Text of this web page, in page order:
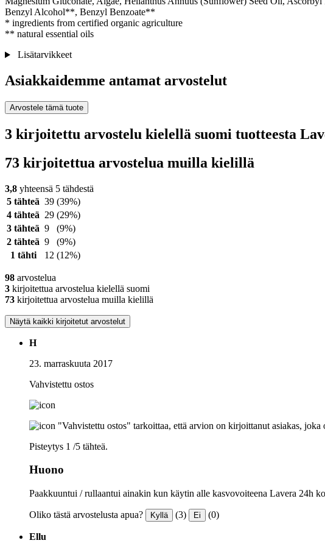
Benzyl Alcohol**, Benzyl Benzoate**
* ingredients from certified organic agriculture
** natural essential oils
Lisätarvikkeet
Asiakkaidemme antamat arvostelut
Arvostele tämä tuote
3 kirjoitettu arvostelu kielellä suomi tuotteesta
73 kirjoitettua arvostelua muilla kielillä
3,8 yhteensä 5 tähdestä
5 tähteä 39 (39%)
4 tähteä 29 (29%)
3 tähteä 9
(9%)
2 tähteä 9
(9%)
1 tähti
12 (12%)
98 arvostelua
3 kirjoitettua arvostelua kielellä suomi
73 kirjoitettua arvostelua muilla kielillä
Näytä kaikki kirjoitetut arvostelut
H
23. marraskuuta 2017
Vahvistettu ostos
"Vahvistettu ostos" tarkoittaa, että arvion on kirjoittanut asiakas,
Pisteytys 1 /5 tähteä.
Huono
Paakkuuntui / rullaantui ainakin kun käytin alle kasvovoiteena Lavera 24h
Oliko tästä arvostelusta apua? Kyllä (3) Ei (0)
Ellu